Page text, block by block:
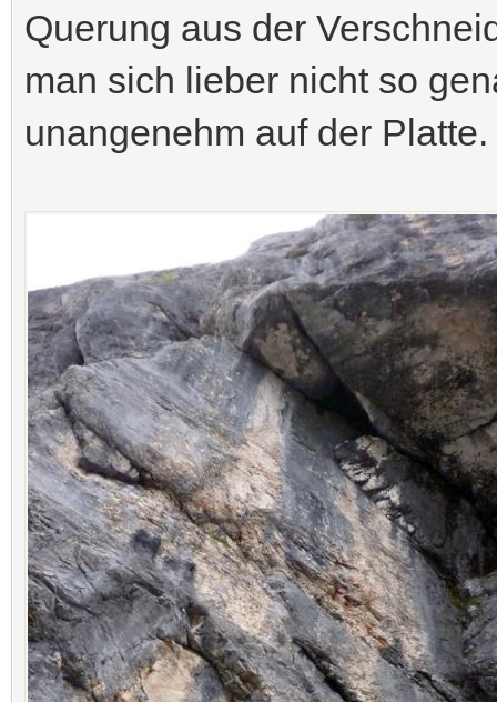
Querung aus der
man sich lieber nicht so
unangenehm auf der Platte.